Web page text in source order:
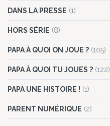
DANS LA PRESSE (1)
HORS SÉRIE (8)
PAPA À QUOI ON JOUE ? (105)
PAPA À QUOI TU JOUES ? (122)
PAPA UNE HISTOIRE ! (1)
PARENT NUMÉRIQUE (2)